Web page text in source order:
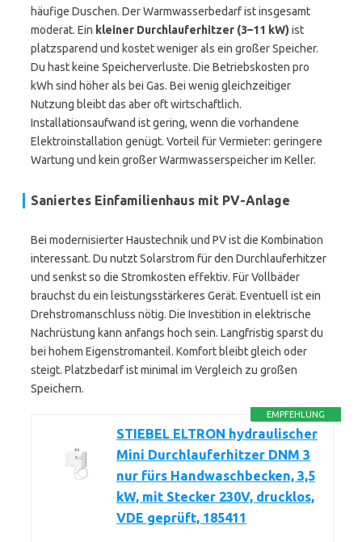
häufige Duschen. Der Warmwasserbedarf ist insgesamt
moderat. Ein kleiner Durchlauferhitzer (3–11 kW) ist
platzsparend und kostet weniger als ein großer Speicher.
Du hast keine Speicherverluste. Die Betriebskosten pro
kWh sind höher als bei Gas. Bei wenig gleichzeitiger
Nutzung bleibt das aber oft wirtschaftlich.
Installationsaufwand ist gering, wenn die vorhandene
Elektroinstallation genügt. Vorteil für Vermieter: geringere
Wartung und kein großer Warmwasserspeicher im Keller.
Saniertes Einfamilienhaus mit PV-Anlage
Bei modernisierter Haustechnik und PV ist die Kombination
interessant. Du nutzt Solarstrom für den Durchlauferhitzer
und senkst so die Stromkosten effektiv. Für Vollbäder
brauchst du ein leistungsstärkeres Gerät. Eventuell ist ein
Drehstromanschluss nötig. Die Investition in elektrische
Nachrüstung kann anfangs hoch sein. Langfristig sparst du
bei hohem Eigenstromanteil. Komfort bleibt gleich oder
steigt. Platzbedarf ist minimal im Vergleich zu großen
Speichern.
EMPFEHLUNG
STIEBEL ELTRON hydraulischer
Mini Durchlauferhitzer DNM 3
nur fürs Handwaschbecken, 3,5
kW, mit Stecker 230V, drucklos,
VDE geprüft, 185411